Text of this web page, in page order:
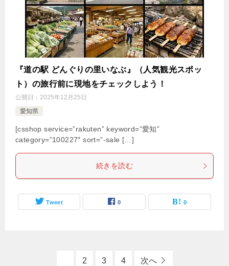
『道の駅 どんぐりの里いなぶ』（人気観光スポッ
ト）の旅行前に現地をチェックしよう！
公開日： 2025年12月25日
愛知県
[csshop service=”rakuten” keyword=”愛知”
category=”100227″ sort=”-sale […]
続きを読む
Tweet 0 0
2 3 4 次へ